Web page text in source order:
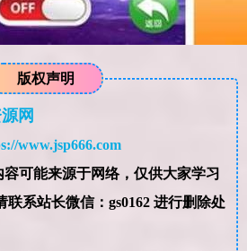
版权声明
网
www.jsp666.com
可能来源于网络，仅供大家学习
长微信：gs0162 进行删除处